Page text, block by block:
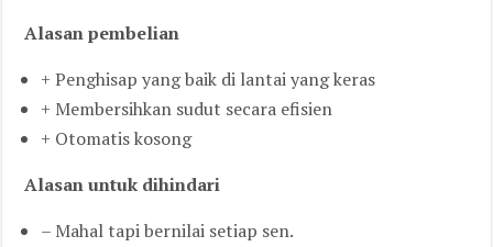
Alasan pembelian
+ Penghisap yang baik di lantai yang keras
+ Membersihkan sudut secara efisien
+ Otomatis kosong
Alasan untuk dihindari
– Mahal tapi bernilai setiap sen.